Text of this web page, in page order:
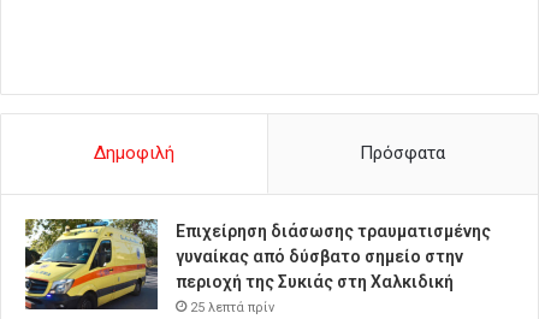
Δημοφιλή Πρόσφατα
Επιχείρηση διάσωσης τραυματισμένης
γυναίκας από δύσβατο σημείο στην
περιοχή της Συκιάς στη Χαλκιδική
25 λεπτά πρίν